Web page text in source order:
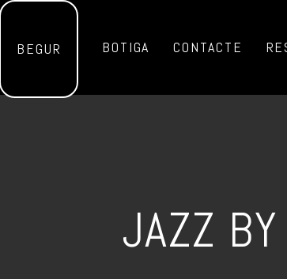
BEGUR BOTIGA CONTACTE
JAZZ